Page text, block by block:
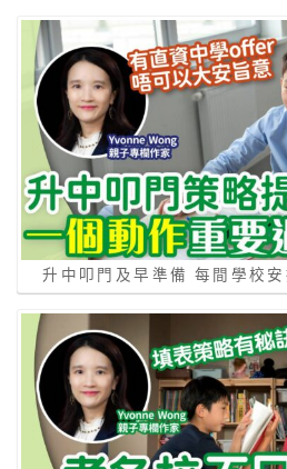
升中叩門及早準備 每間學校